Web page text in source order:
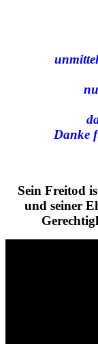
Danke
Sein Freitod
und seiner